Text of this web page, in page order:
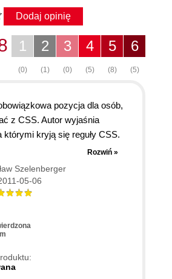
Dodaj opinię
6
(5)
5
(8)
4
(5)
3
(0)
2
(1)
1
(0)
pozycja dla osób,
z CSS. Autor wyjaśnia
którymi kryją się reguły CSS.
formacie. Jest co w łapie
już na tyle znam CSS, że
albo IDE mi pomaga (w moim
mimo to książkę mam pod
a nie jak zapisać daną regułę!
Rozwiń »
Szelenberger
05-06